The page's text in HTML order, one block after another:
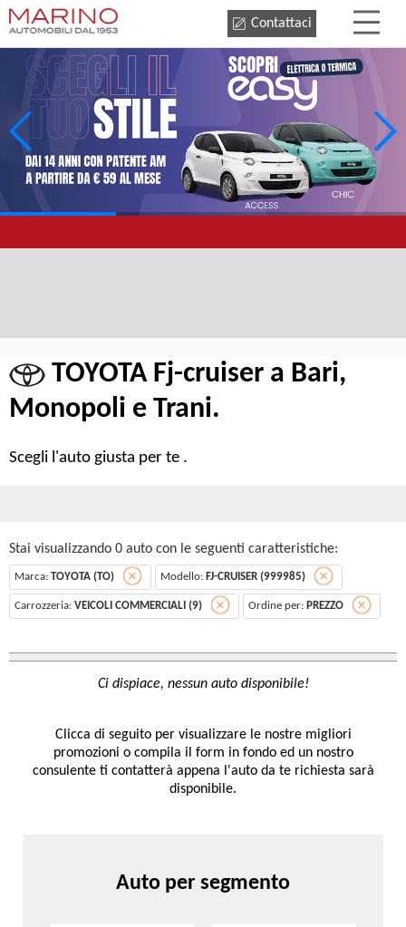
Contattaci
TOYOTA Fj-cruiser a Bari,
Monopoli e Trani.
Scegli l'auto giusta per te .
Stai visualizzando 0 auto con le seguenti caratteristiche:
Marca: TOYOTA (TO) Modello: FJ-CRUISER (999985)
Carrozzeria: VEICOLI COMMERCIALI (9) Ordine per: PREZZO
Clicca di seguito per visualizzare le nostre migliori
promozioni o compila il form in fondo ed un nostro
consulente ti contatterà appena l'auto da te richiesta sarà
disponibile.
Auto per segmento